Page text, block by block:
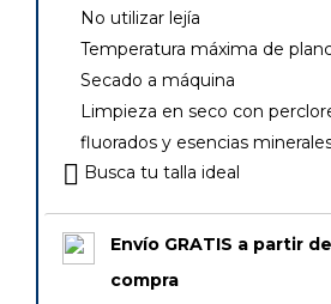
No utilizar lejía
Temperatura máxima de
Secado a máquina
Limpieza en seco con
fluorados y esencias
Busca tu talla ideal
Envío GRATIS a partir
compra